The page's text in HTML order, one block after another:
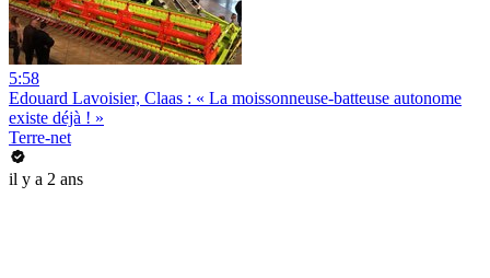
5:58
Edouard Lavoisier, Claas : « La moissonneuse-batteuse autonome
existe déjà ! »
Terre-net
il y a 2 ans